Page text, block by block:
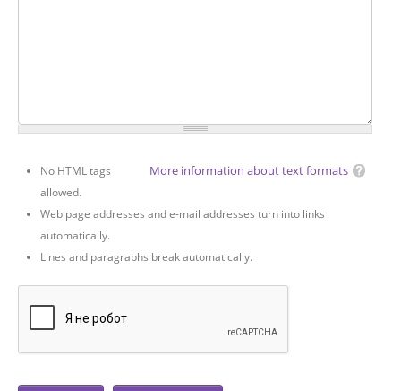
More information about text formats
No HTML tags
allowed.
Web page addresses and e-mail addresses turn into links
automatically.
Lines and paragraphs break automatically.